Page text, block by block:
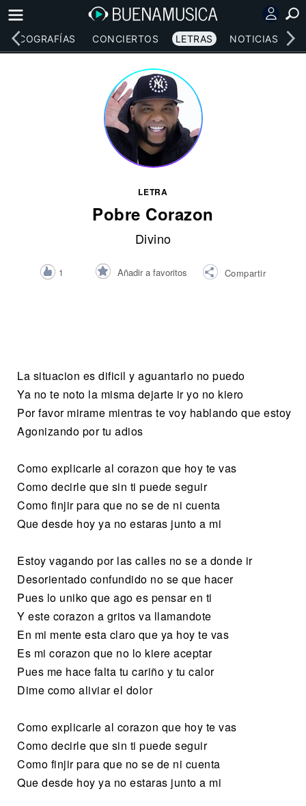
DISCOGRAFÍAS CONCIERTOS LETRAS NOTICIAS
LETRA
Pobre Corazon
Divino
1 Añadir a favoritos Compartir
La situacion es dificil y aguantarlo no puedo
Ya no te noto la misma dejarte ir yo no kiero
Por favor mirame mientras te voy hablando que estoy
Agonizando por tu adios
Como explicarle al corazon que hoy te vas
Como decirle que sin ti puede seguir
Como finjir para que no se de ni cuenta
Que desde hoy ya no estaras junto a mi
Estoy vagando por las calles no se a donde ir
Desorientado confundido no se que hacer
Pues lo uniko que ago es pensar en ti
Y este corazon a gritos va llamandote
En mi mente esta claro que ya hoy te vas
Es mi corazon que no lo kiere aceptar
Pues me hace falta tu cariño y tu calor
Dime como aliviar el dolor
Como explicarle al corazon que hoy te vas
Como decirle que sin ti puede seguir
Como finjir para que no se de ni cuenta
Que desde hoy ya no estaras junto a mi